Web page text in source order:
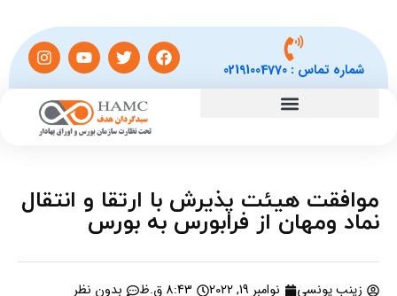
شماره تماس :02191004770
موافقت هیئت پذیرش با ارتقا و انتقال
نماد ومهان از فرابورس به بورس
زینب یونسی نوامبر 19, 2022 8:43 ق.ظ بدون نظر